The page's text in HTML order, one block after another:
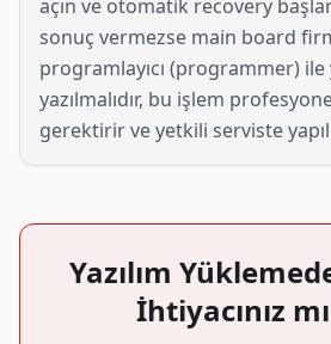
açın ve otomatik recovery
sonuç vermezse main board
programlayıcı (programmer) ile
yazılmalıdır, bu işlem
gerektirir ve yetkili serviste
Yazılım
İhtiyacınız